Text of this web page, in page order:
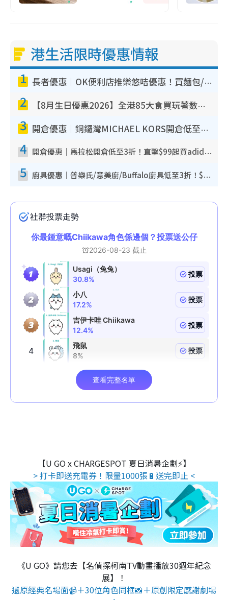
港生活限時優惠情報
1 長者優惠｜OK便利店推樂悠咭優惠！買麵包/牛奶/保健品拍卡即減
2 【8月生日優惠2026】全港85大食買玩著數攻略 自助餐/火鍋放題同行免費＋誠品/DONKI送現金券
3 開倉優惠｜銅鑼灣MICHAEL KORS開倉低至17折！直擊$500起買手袋/銀包/鞋款 必買經典Jet Set系列
4 開倉優惠｜馬拉松開倉低至3折！直擊$99起買adidas／New Balance／Puma鞋款 STANLEY保溫杯劈價至$119起
5 廚具優惠｜普樂氏/意美廚/Buffalo廚具低至3折！$89起買煎鍋／炒鑊／個人鍋 同場小家電激減至$99起
【U GO x CHARGESPOT 夏日消暑企劃⚡】
> 打卡即送充電券！限量1000張🔋送完即止 <
《U GO》請您去【名偵探柯南TV動畫播放30週年紀念
展】！
還原經典名場面📹＋30位角色同框📸＋原創限定感謝劇場